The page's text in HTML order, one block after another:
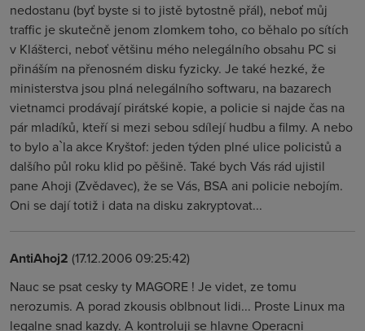
nedostanu (byť byste si to jistě bytostně přál), neboť můj
traffic je skutečně jenom zlomkem toho, co běhalo po sítích
v Klášterci, neboť většinu mého nelegálního obsahu PC si
přináším na přenosném disku fyzicky. Je také hezké, že
ministerstva jsou plná nelegálního softwaru, na bazarech
vietnamci prodávají pirátské kopie, a policie si najde čas na
pár mladíků, kteří si mezi sebou sdílejí hudbu a filmy. A nebo
to bylo a`la akce Kryštof: jeden týden plné ulice policistů a
dalšího půl roku klid po pěšině. Také bych Vás rád ujistil
pane Ahoji (Zvědavec), že se Vás, BSA ani policie nebojím.
Oni se dají totiž i data na disku zakryptovat...
AntiAhoj2 (17.12.2006 09:25:42)
Nauc se psat cesky ty MAGORE ! Je videt, ze tomu
nerozumis. A porad zkousis oblbnout lidi... Proste Linux ma
legalne snad kazdy. A kontroluji se hlavne Operacni